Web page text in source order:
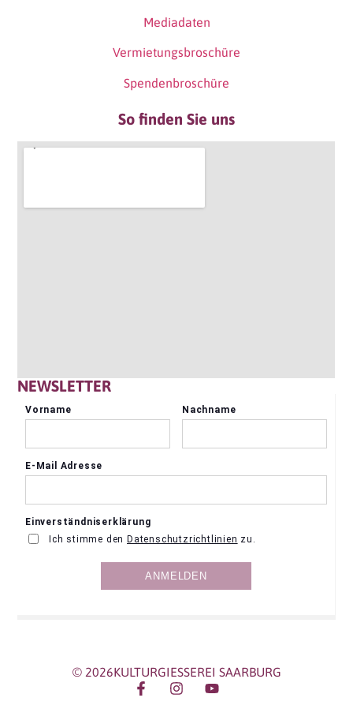
Mediadaten
Vermietungsbroschüre
Spendenbroschüre
So finden Sie uns
NEWSLETTER
© 2026KULTURGIESSEREI SAARBURG